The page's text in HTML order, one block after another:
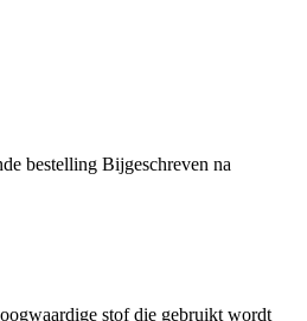
bestelling Bijgeschreven na
stof die gebruikt wordt